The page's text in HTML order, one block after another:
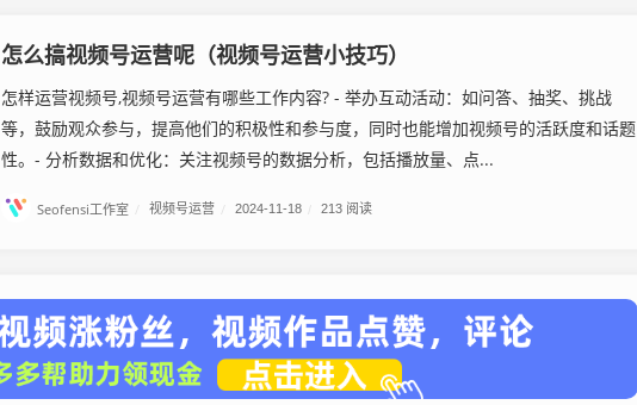
怎么搞视频号运营呢（视频号运营小技巧）
怎样运营视频号,视频号运营有哪些工作内容? - 举办互动活动：如问答、抽奖、挑战
等，鼓励观众参与，提高他们的积极性和参与度，同时也能增加视频号的活跃度和话题
性。- 分析数据和优化：关注视频号的数据分析，包括播放量、点...
Seofensi工作室 视频号运营 2024-11-18 213 阅读